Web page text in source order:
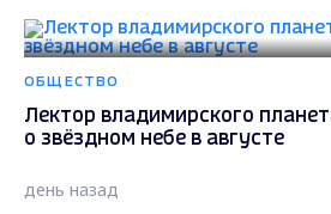
ОБЩЕСТВО
Лектор владимирского
о звёздном небе в августе
день назад